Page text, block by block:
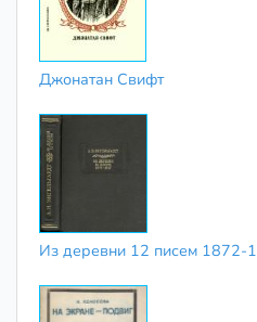
Джонатан Свифт
Из деревни 12 писем 1872-